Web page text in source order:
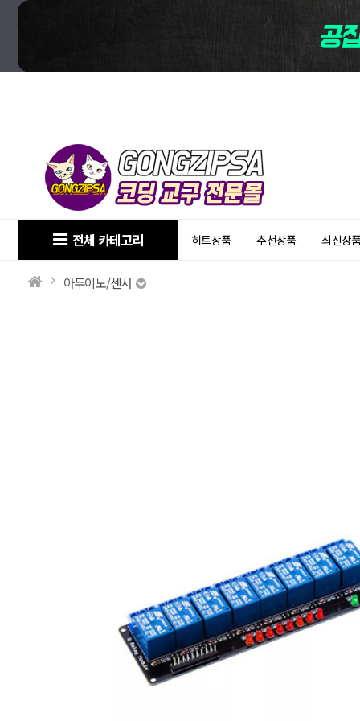
전체 카테고리 히트상품 추천상품 최신상
아두이노/센서